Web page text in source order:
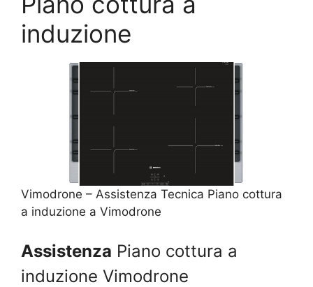
induzione
Vimodrone – Assistenza Tecnica Piano cottura
a induzione a Vimodrone
Assistenza Piano cottura a
induzione Vimodrone